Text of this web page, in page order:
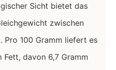
Sicht bietet das
zwischen
Pro 100 Gramm liefert es
Fett, davon 6,7 Gramm